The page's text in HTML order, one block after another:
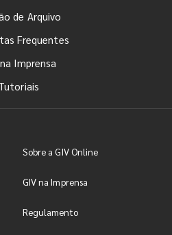
de Arquivo
Frequentes
Imprensa
Sobre a GIV Online
GIV na Imprensa
Regulamento